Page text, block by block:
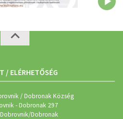
/ ELÉRHETŐSÉG
/ Dobronak Község
- Dobronak 297
Dobronak